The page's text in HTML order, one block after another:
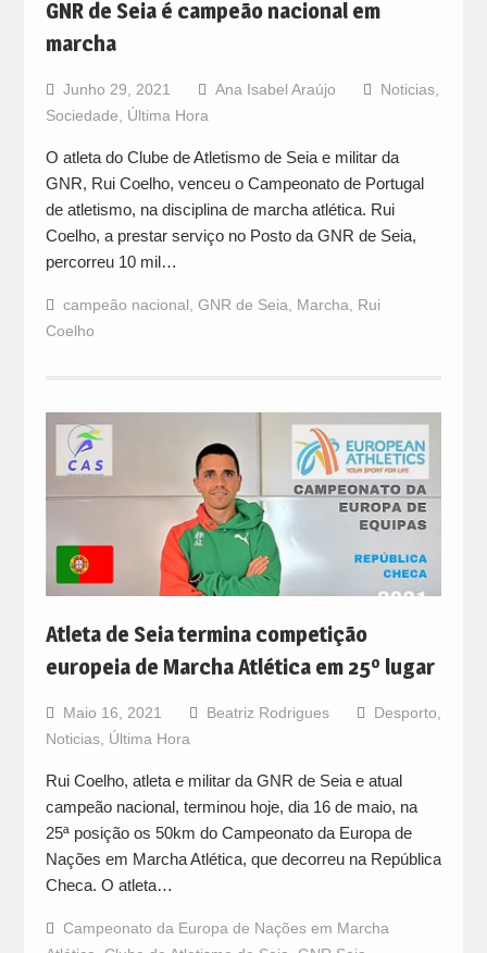
GNR de Seia é campeão nacional em
marcha
Junho 29, 2021 Ana Isabel Araújo Noticias,
Sociedade
Última Hora
O atleta do Clube de Atletismo de Seia e militar da
GNR, Rui Coelho, venceu o Campeonato de Portugal
de atletismo, na disciplina de marcha atlética. Rui
Coelho, a prestar serviço no Posto da GNR de Seia,
percorreu 10 mil…
campeão nacional GNR de Seia Marcha
Rui
Coelho
Atleta de Seia termina competição
europeia de Marcha Atlética em 25º lugar
Maio 16, 2021 Beatriz Rodrigues Desporto,
Noticias, Última Hora
Rui Coelho, atleta e militar da GNR de Seia e atual
campeão nacional, terminou hoje, dia 16 de maio, na
25ª posição os 50km do Campeonato da Europa de
Nações em Marcha Atlética, que decorreu na República
Checa. O atleta…
Campeonato da Europa de Nações em Marcha